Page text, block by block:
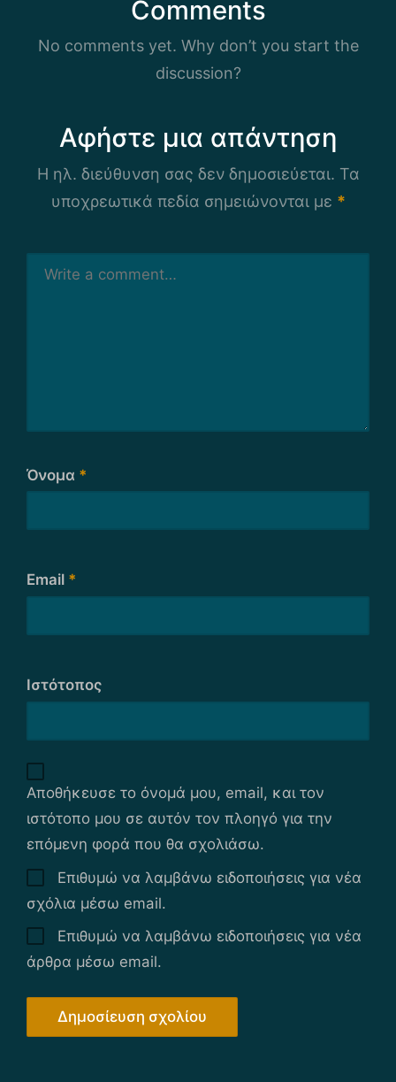
Comments
No comments yet. Why don’t you start the
discussion?
Αφήστε μια απάντηση
Η ηλ. διεύθυνση σας δεν δημοσιεύεται. Τα
υποχρεωτικά πεδία σημειώνονται με *
Όνομα *
Email *
Ιστότοπος
Αποθήκευσε το όνομά μου, email, και τον
ιστότοπο μου σε αυτόν τον πλοηγό για την
επόμενη φορά που θα σχολιάσω.
Επιθυμώ να λαμβάνω ειδοποιήσεις για νέα
σχόλια μέσω email.
Επιθυμώ να λαμβάνω ειδοποιήσεις για νέα
άρθρα μέσω email.